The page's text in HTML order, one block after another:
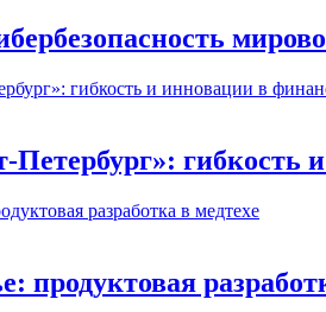
Петербург»: гибкость
продуктовая